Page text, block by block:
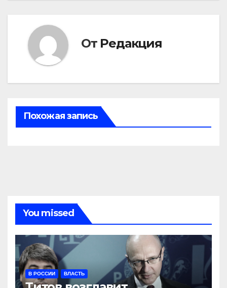
От Редакция
Похожая запись
You missed
В РОССИИ ВЛАСТЬ